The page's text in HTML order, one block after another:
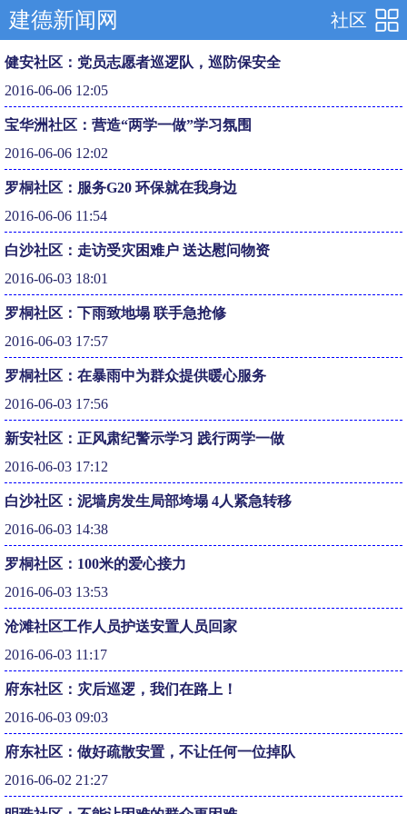
社区
建德新闻网
健安社区：党员志愿者巡逻队，巡防保安全
2016-06-06 12:05
宝华洲社区：营造“两学一做”学习氛围
2016-06-06 12:02
罗桐社区：服务G20 环保就在我身边
2016-06-06 11:54
白沙社区：走访受灾困难户 送达慰问物资
2016-06-03 18:01
罗桐社区：下雨致地塌 联手急抢修
2016-06-03 17:57
罗桐社区：在暴雨中为群众提供暖心服务
2016-06-03 17:56
新安社区：正风肃纪警示学习 践行两学一做
2016-06-03 17:12
白沙社区：泥墙房发生局部垮塌 4人紧急转移
2016-06-03 14:38
罗桐社区：100米的爱心接力
2016-06-03 13:53
沧滩社区工作人员护送安置人员回家
2016-06-03 11:17
府东社区：灾后巡逻，我们在路上！
2016-06-03 09:03
府东社区：做好疏散安置，不让任何一位掉队
2016-06-02 21:27